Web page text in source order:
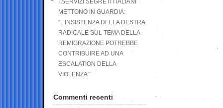
I SERVIZI SEGRETI ITALIANI
METTONO IN GUARDIA:
“L’INSISTENZA DELLA DESTRA
RADICALE SUL TEMA DELLA
REMIGRAZIONE POTREBBE
CONTRIBUIRE AD UNA
ESCALATION DELLA
VIOLENZA”
Commenti recenti